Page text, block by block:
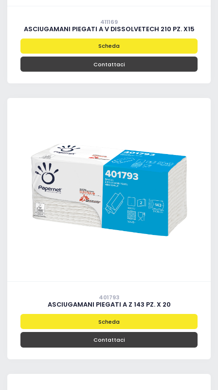
411169
ASCIUGAMANI PIEGATI A V DISSOLVETECH 210 PZ. X15
Scheda
Contattaci
401793
ASCIUGAMANI PIEGATI A Z 143 PZ. X 20
Scheda
Contattaci